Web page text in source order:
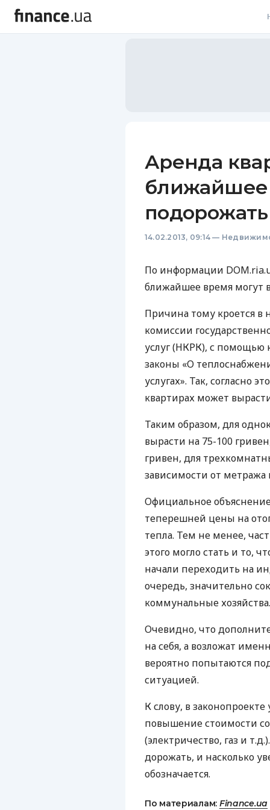
Аренда
подорожать
14.02.2013, 09:14 —
По информации DOM
ближайшее время могут
Причина тому кроется в
комиссии
услуг (НКРК), с помощью
законы «О
услугах». Так, согласно
квартирах может
Таким образом, для
вырасти на 75-100
гривен, для
зависимости от метража
Официальное
теперешней цены на
тепла. Тем не менее,
этого могло стать и то,
начали переходить на
очередь, значительно
коммунальные хозяйства.
Очевидно, что
на себя, а возложат
вероятно попытаются
ситуацией.
К слову, в
повышение стоимости
(электричество, газ и
дорожать, и насколько
обозначается.
По материалам: Finance.ua